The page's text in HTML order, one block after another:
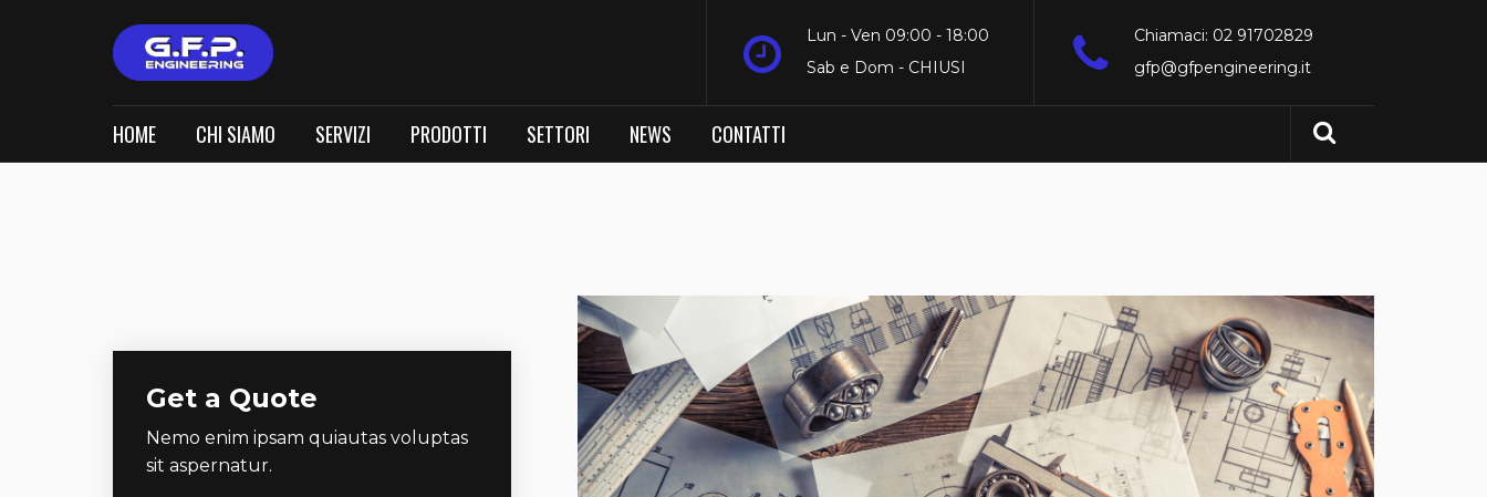
Chiamaci: 02 91702829
gfp@gfpengineering.it
Lun - Ven 09:00 - 18:00
Sab e Dom - CHIUSI
HOME CHI SIAMO SERVIZI PRODOTTI SETTORI NEWS CONTATTI
Get a Quote
Nemo enim ipsam quiautas voluptas
sit aspernatur.